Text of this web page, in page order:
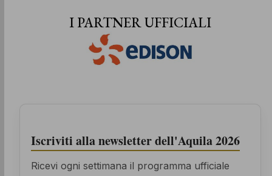
I PARTNER UFFICIALI
Iscriviti alla newsletter dell'Aquila 2026
Ricevi ogni settimana il programma ufficiale